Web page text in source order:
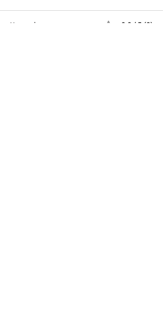
Yorumlar 0.0 / 5 (0)